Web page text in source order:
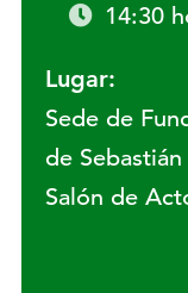
14:30
Lugar:
Sede de
de
Salón de